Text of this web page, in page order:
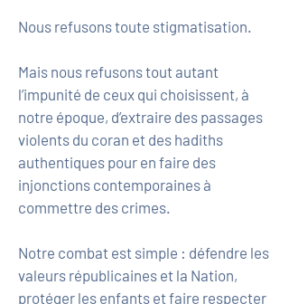
Nous refusons toute stigmatisation.
Mais nous refusons tout autant
l’impunité de ceux qui choisissent, à
notre époque, d’extraire des passages
violents du coran et des hadiths
authentiques pour en faire des
injonctions contemporaines à
commettre des crimes.
Notre combat est simple : défendre les
valeurs républicaines et la Nation,
protéger les enfants et faire respecter